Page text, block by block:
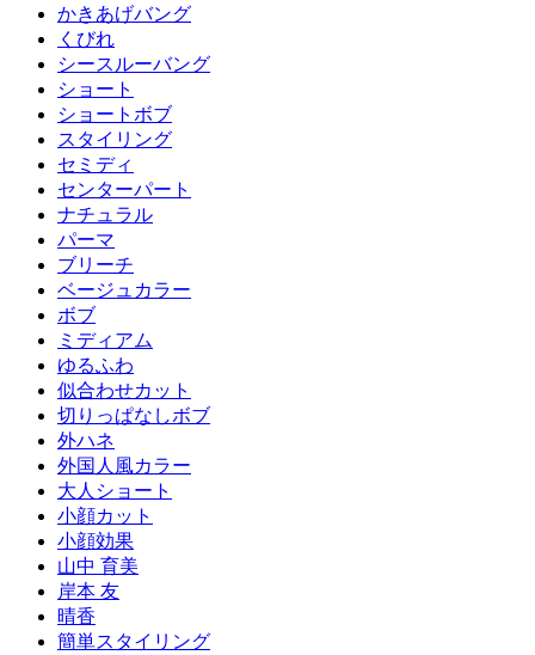
かきあげバング
くびれ
シースルーバング
ショート
ショートボブ
スタイリング
セミディ
センターパート
ナチュラル
パーマ
ブリーチ
ベージュカラー
ボブ
ミディアム
ゆるふわ
似合わせカット
切りっぱなしボブ
外ハネ
外国人風カラー
大人ショート
小顔カット
小顔効果
山中 育美
岸本 友
晴香
簡単スタイリング